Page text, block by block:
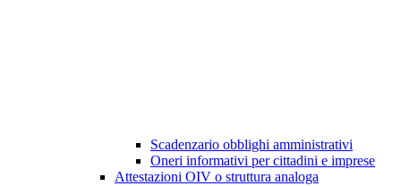
Scadenzario obblighi amministrativi
Oneri informativi per cittadini e imprese
Attestazioni OIV o struttura analoga